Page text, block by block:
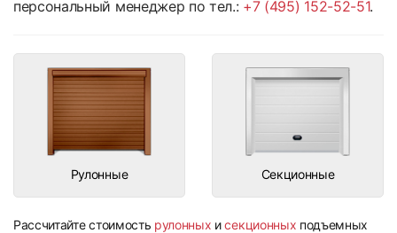
персональный менеджер по тел.: +7 (495) 152-52-51.
Рулонные Секционные
Рассчитайте стоимость рулонных исекционных подъемных